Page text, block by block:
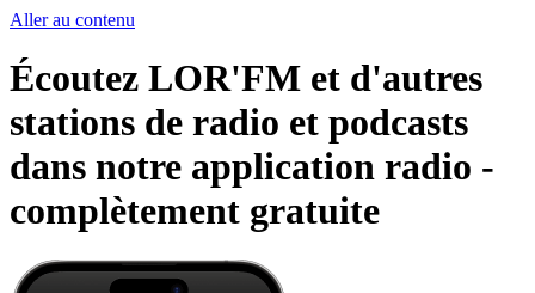
Aller au contenu
Écoutez LOR'FM et d'autres
stations de radio et podcasts
dans notre application radio -
complètement gratuite